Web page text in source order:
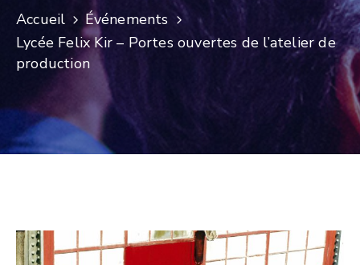
Accueil
Événements
Lycée Felix Kir – Portes ouvertes de l’atelier de
production